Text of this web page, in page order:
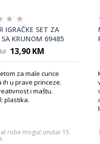
IGRAČKE SET ZA
SA KRUNOM 69485
13,90 KM
za male curice
ih u prave princeze.
i maštu.
plastika.
robe moguć unutar 15